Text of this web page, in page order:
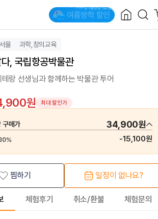
서울 과학,창의교육
, 국립항공박물관
랑 선생님과 함께하는 박물관 투어
원 최대 할인가
구매가 34,900원
% -15,100원
찜하기 일정이 없나요?
체험후기 취소/환불 체험문의